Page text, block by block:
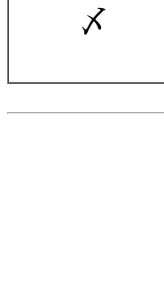
〆